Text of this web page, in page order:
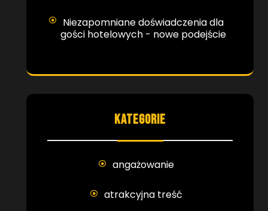
Niezapomniane doświadczenia dla
gości hotelowych - nowe podejście
KATEGORIE
angażowanie
atrakcyjna treść